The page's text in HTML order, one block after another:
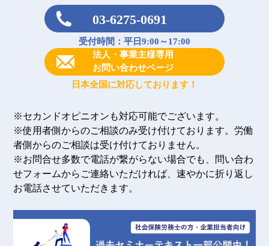
03-6275-0691
受付時間：平日9:00～17:00
法人・事業主様専用
お問い合わせページ
日本全国に対応しております！
※セカンドオピニオンも対応可能でございます。
※使用者側からのご相談のみ受け付けております。労働
者側からのご相談は受け付けておりません。
※お問合せ多数で電話が繋がらない場合でも、問い合わ
せフォームからご連絡いただければ、速やかに折り返し
お電話させていただきます。